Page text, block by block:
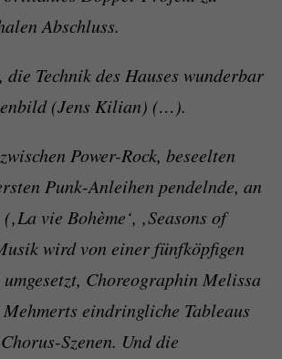
Abschluss.
die Technik des Hauses wunderbar
(Jens Kilian) (…).
Power-Rock, beseelten
Punk-Anleihen pendelnde, an
vie Bohème‘, ‚Seasons of
wird von einer fünfköpfigen
Choreographin Melissa
eindringliche Tableaus
Szenen. Und die